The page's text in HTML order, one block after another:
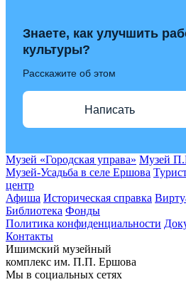
Знаете, как улучшить
культуры?
Расскажите об этом
Написать
Музей «Городская управа» Музей
Музей-Усадьба в селе Ершова
центр
Афиша Историческая справка
Библиотека Фонды
Политика конфиденциальности
Контакты
Ишимский музейный
комплекс им. П.П. Ершова
Мы в социальных сетях